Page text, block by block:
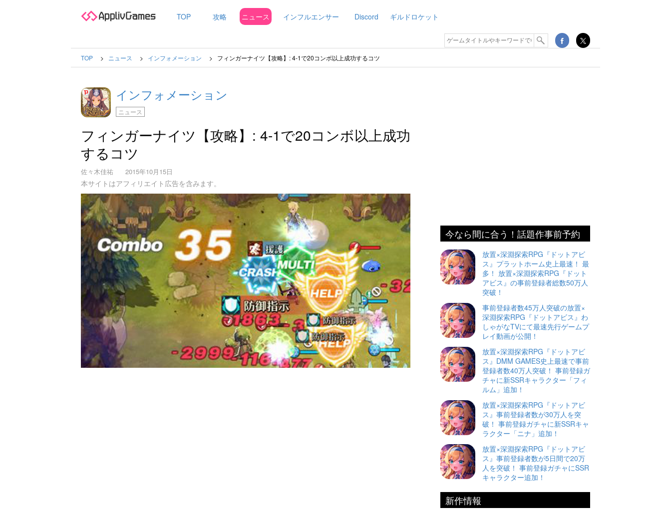
TOP 攻略 ニュース インフルエンサー Discord ギルドロケット
TOP ニュース インフォメーション フィンガーナイツ【攻略】: 4-1で20コンボ以上成功するコツ
インフォメーション
ニュース
フィンガーナイツ【攻略】: 4-1で20コンボ以上成功
するコツ
佐々木佳祐 2015年10月15日
本サイトはアフィリエイト広告を含みます。
今なら間に合う！話題作事前予約
放置×深淵探索RPG『ドットアビ
ス』プラットホーム史上最速！ 最
多！ 放置×深淵探索RPG『ドット
アビス』の事前登録者総数50万人
突破！
事前登録者数45万人突破の放置×
深淵探索RPG『ドットアビス』わ
しゃがなTVにて最速先行ゲームプ
レイ動画が公開！
放置×深淵探索RPG『ドットアビ
ス』DMM GAMES史上最速で事前
登録者数40万人突破！ 事前登録ガ
チャに新SSRキャラクター「フィ
ルム」追加！
放置×深淵探索RPG『ドットアビ
ス』事前登録者数が30万人を突
破！ 事前登録ガチャに新SSRキャ
ラクター「ニナ」追加！
放置×深淵探索RPG『ドットアビ
ス』事前登録者数が5日間で20万
人を突破！ 事前登録ガチャにSSR
キャラクター追加！
新作情報